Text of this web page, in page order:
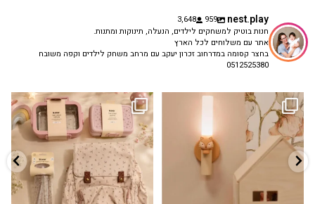
nest.play
959
3,648
חנות בוטיק למשחקים לילדים, הנעלה, תינוקות ומתנות.
אתר עם משלוחים לכל הארץ
בחצר קסומה במדרחוב זכרון יעקב עם מרחב משחק לילדים וקפה משובח
0512525380
✨ חוזרים למסגרת בסטייל! ✨
הקולקציה החדשה...
9 4
גם פריט עיצובי לחדר, גם מנורת לילה
...
0